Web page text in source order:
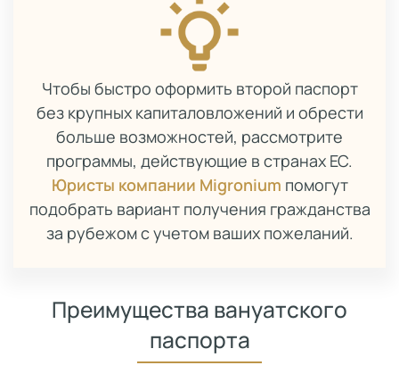
Чтобы быстро оформить второй паспорт
без крупных капиталовложений и обрести
больше возможностей, рассмотрите
программы, действующие в странах ЕС.
Юристы компании Migronium помогут
подобрать вариант получения гражданства
за рубежом с учетом ваших пожеланий.
Преимущества вануатского
паспорта